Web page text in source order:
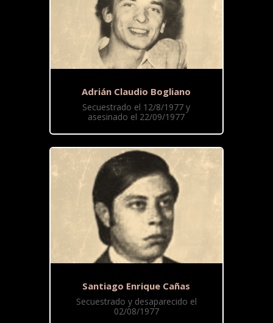
Adrián Claudio Bogliano
Secuestrado el 12/8/1977 y
asesinado el 22/09/1977
Santiago Enrique Cañas
Secuestrado y desaparecido el
02/08/1977